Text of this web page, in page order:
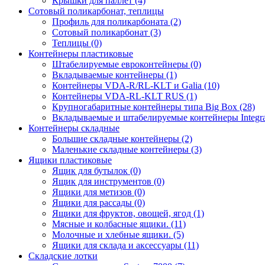
Сотовый поликарбонат, теплицы
Профиль для поликарбоната (2)
Сотовый поликарбонат (3)
Теплицы (0)
Контейнеры пластиковые
Штабелируемые евроконтейнеры (0)
Вкладываемые контейнеры (1)
Контейнеры VDA-R/RL-KLT и Galia (10)
Контейнеры VDA-RL-KLT RUS (1)
Крупногабаритные контейнеры типа Big Box (28)
Вкладываемые и штабелируемые контейнеры
Контейнеры складные
Большие складные контейнеры (2)
Маленькие складные контейнеры (3)
Ящики пластиковые
Ящик для бутылок (0)
Ящик для инструментов (0)
Ящики для метизов (0)
Ящики для рассады (0)
Ящики для фруктов, овощей, ягод (1)
Мясные и колбасные ящики. (11)
Молочные и хлебные ящики. (5)
Ящики для склада и аксессуары (11)
Складские лотки